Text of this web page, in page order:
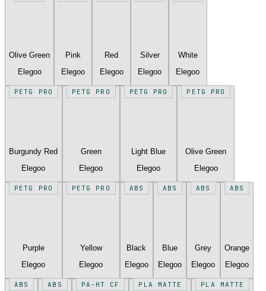
Olive Green
Elegoo
Pink
Elegoo
Red
Elegoo
Silver
Elegoo
White
Elegoo
PETG PRO
Burgundy Red
Elegoo
PETG PRO
Green
Elegoo
PETG PRO
Light Blue
Elegoo
PETG PRO
Olive Green
Elegoo
PETG PRO
Purple
Elegoo
PETG PRO
Yellow
Elegoo
ABS
Black
Elegoo
ABS
Blue
Elegoo
ABS
Grey
Elegoo
ABS
Orange
Elegoo
ABS ABS PA-HT CF PLA MATTE PLA MATTE